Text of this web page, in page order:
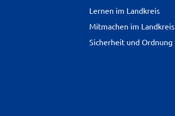
Lernen im Landkreis
Mitmachen im Landkreis
Sicherheit und Ordnung